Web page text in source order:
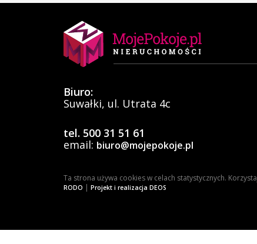
Biuro:
Suwałki, ul. Utrata 4c
tel. 500 31 51 61
email: biuro@mojepokoje.pl
Ta strona używa cookies w celach statystycznych.
RODO | Projekt i realizacja DEOS